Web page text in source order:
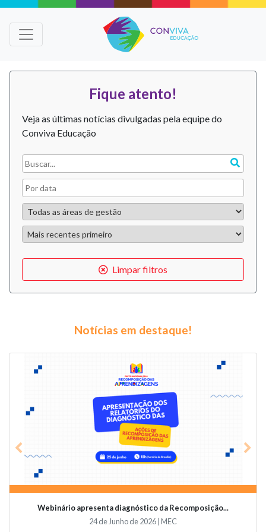
Fique atento!
Veja as últimas notícias divulgadas pela equipe do
Conviva Educação
Limpar filtros
Notícias em destaque!
Webinário apresenta diagnóstico da Recomposição...
24 de Junho de 2026 | MEC
Previous